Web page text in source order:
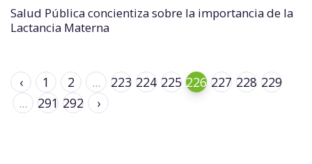
Salud Pública concientiza sobre la importancia de la
Lactancia Materna
‹ 1 2 ... 223 224 225 226 227 228 229
...
291 292 ›